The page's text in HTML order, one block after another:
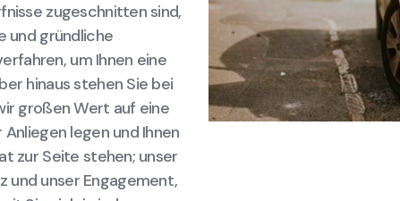
zugeschnitten sind,
und gründliche
um Ihnen eine
hinaus stehen Sie bei
großen Wert auf eine
legen und Ihnen
zur Seite stehen; unser
und unser Engagement,